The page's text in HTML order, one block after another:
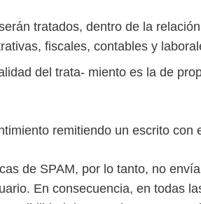
tratados, dentro de la
fiscales, contables y
del trata- miento es la de
remitiendo un escrito con
de SPAM, por lo tanto, no
En consecuencia, en todas